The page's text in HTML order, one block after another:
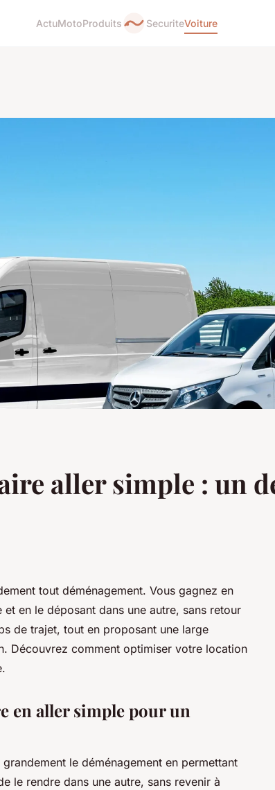
ActuMotoProduits SecuriteVoiture
aller simple : un
tout déménagement. Vous gagnez en
en le déposant dans une autre, sans retour
de trajet, tout en proposant une large
Découvrez comment optimiser votre location
en aller simple pour un
le déménagement en permettant
le rendre dans une autre, sans revenir à